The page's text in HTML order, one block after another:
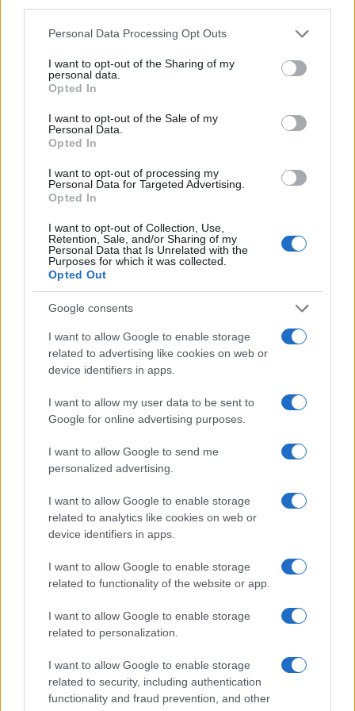
Please note that this website/app uses one or more Google
not limited to your visit or usage behaviour. You may click to
grant or deny consent to Google and its third-party tags to
use your data for below specified purposes in below Google
consent section.
Personal Data Processing Opt Outs
I want to opt-out of the Sharing of my
personal data.
Opted In
I want to opt-out of the Sale of my
Personal Data.
Opted In
I want to opt-out of processing my
Personal Data for Targeted Advertising.
Opted In
I want to opt-out of Collection, Use,
Retention, Sale, and/or Sharing of my
Personal Data that Is Unrelated with the
Purposes for which it was collected.
Opted Out
Google consents
I want to allow Google to enable storage
related to advertising like cookies on web or
device identifiers in apps.
I want to allow my user data to be sent to
Google for online advertising purposes.
I want to allow Google to send me
personalized advertising.
I want to allow Google to enable storage
related to analytics like cookies on web or
device identifiers in apps.
I want to allow Google to enable storage
related to functionality of the website or app.
I want to allow Google to enable storage
related to personalization.
I want to allow Google to enable storage
related to security, including authentication
functionality and fraud prevention, and other
AUTORE
Continua a leggere